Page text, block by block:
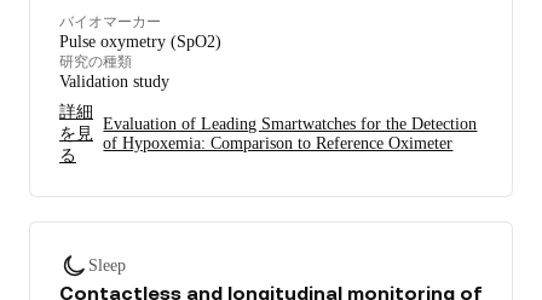
バイオマーカー
Pulse oxymetry (SpO2)
研究の種類
Validation study
詳細
を見
る
Evaluation of Leading Smartwatches for the Detection
of Hypoxemia: Comparison to Reference Oximeter
Sleep
Contactless and longitudinal monitoring of